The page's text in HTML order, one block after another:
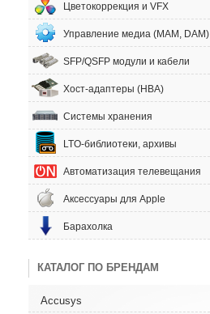
Цветокоррекция и VFX
Управление медиа (MAM, DAM)
SFP/QSFP модули и кабели
Хост-адаптеры (HBA)
Системы хранения
LTO-библиотеки, архивы
Автоматизация телевещания
Аксессуары для Apple
Барахолка
КАТАЛОГ ПО БРЕНДАМ
Accusys